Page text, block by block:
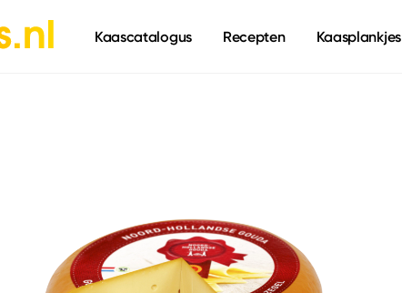
Kaascatalogus Recepten Kaasplankjes